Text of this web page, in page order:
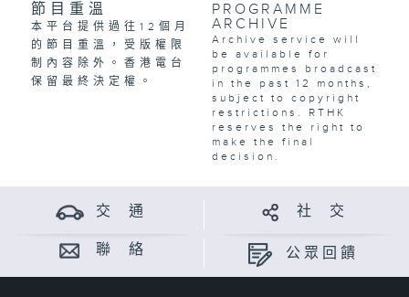
節目重溫
本平台提供過往12個月
的節目重溫，受版權限
制內容除外。香港電台
保留最終決定權。
PROGRAMME
ARCHIVE
Archive service will
be available for
programmes broadcast
in the past 12 months,
subject to copyright
restrictions. RTHK
reserves the right to
make the final
decision.
交 通 社 交
聯 絡 公眾回饋